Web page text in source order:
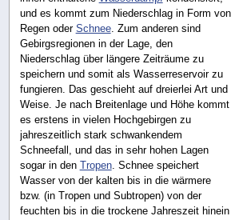
und es kommt zum Niederschlag in Form von
Regen oder Schnee. Zum anderen sind
Gebirgsregionen in der Lage, den
Niederschlag über längere Zeiträume zu
speichern und somit als Wasserreservoir zu
fungieren. Das geschieht auf dreierlei Art und
Weise. Je nach Breitenlage und Höhe kommt
es erstens in vielen Hochgebirgen zu
jahreszeitlich stark schwankendem
Schneefall, und das in sehr hohen Lagen
sogar in den
Tropen. Schnee speichert
Wasser von der kalten bis in die wärmere
bzw. (in Tropen und Subtropen) von der
feuchten bis in die trockene Jahreszeit hinein